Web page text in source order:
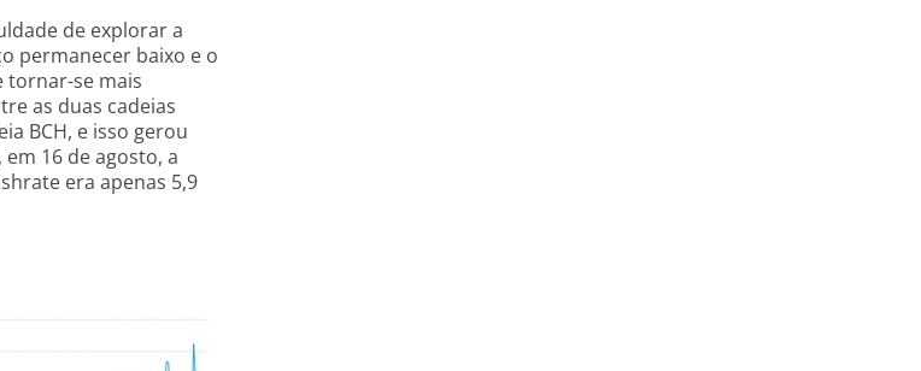
de explorar a
permanecer baixo e o
tornar-se mais
as duas cadeias
BCH, e isso gerou
16 de agosto, a
era apenas 5,9